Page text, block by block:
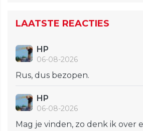
LAATSTE REACTIES
HP
06-08-2026
Rus, dus bezopen.
HP
06-08-2026
Mag je vinden, zo denk ik over